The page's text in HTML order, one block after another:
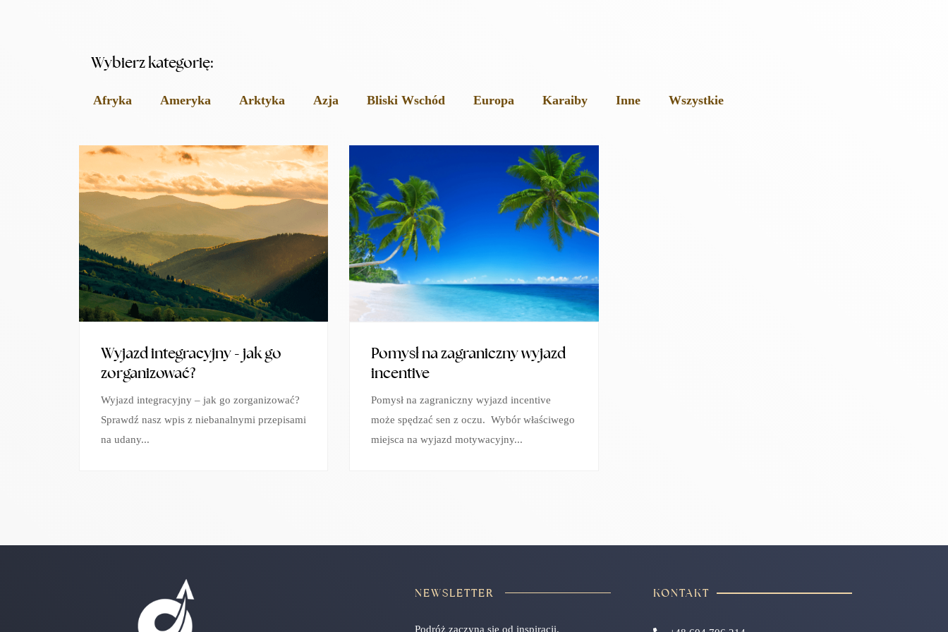
Wybierz kategorię:
Afryka Ameryka Arktyka Azja Bliski Wschód Europa Karaiby Inne Wszystkie
Wyjazd integracyjny - jak go
zorganizować?
Wyjazd integracyjny – jak go zorganizować?
Sprawdź nasz wpis z niebanalnymi przepisami
na udany...
Pomysł na zagraniczny wyjazd
incentive
Pomysł na zagraniczny wyjazd incentive
może spędzać sen z oczu. Wybór właściwego
miejsca na wyjazd motywacyjny...
NEWSLETTER
Podróż zaczyna się od inspiracji.
KONTAKT